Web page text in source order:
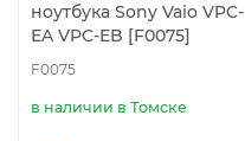
ноутбука Sony Vaio VPC-
EA VPC-EB [F0075]
F0075
в наличии в Томске